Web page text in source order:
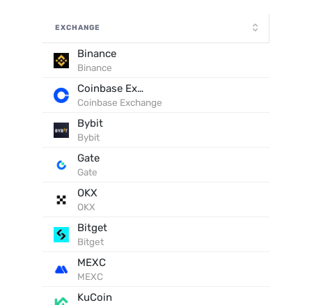
EXCHANGE
Binance
Binance
Coinbase Exchange
Coinbase Exchange
Bybit
Bybit
Gate
Gate
OKX
OKX
Bitget
Bitget
MEXC
MEXC
KuCoin